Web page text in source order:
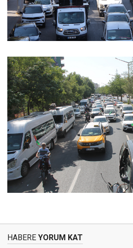
HABERE YORUM KAT